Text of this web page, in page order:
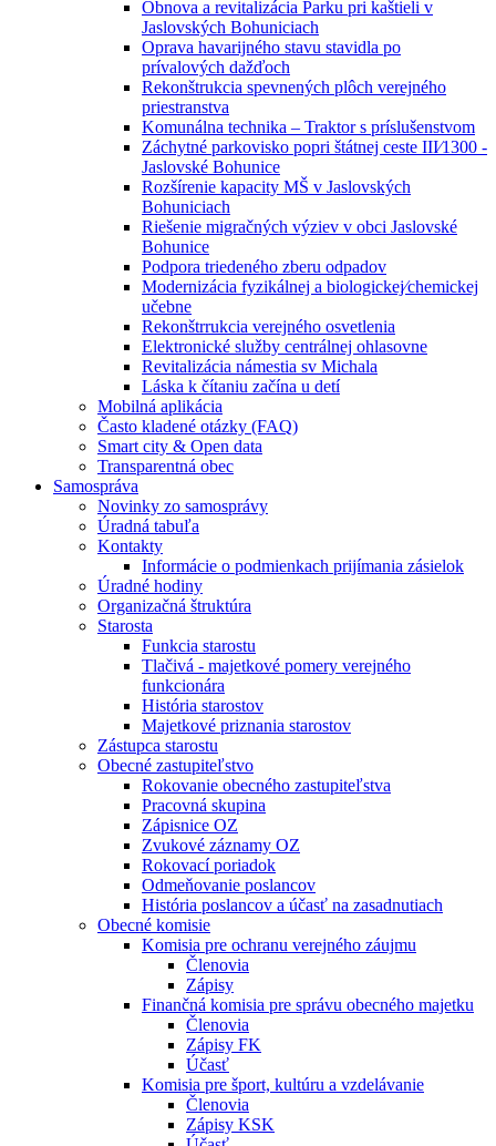
Obnova a revitalizácia Parku pri kaštieli v
Jaslovských Bohuniciach
Oprava havarijného stavu stavidla po
prívalových dažďoch
Rekonštrukcia spevnených plôch verejného
priestranstva
Komunálna technika – Traktor s príslušenstvom
Záchytné parkovisko popri štátnej ceste III⁄1300 -
Jaslovské Bohunice
Rozšírenie kapacity MŠ v Jaslovských
Bohuniciach
Riešenie migračných výziev v obci Jaslovské
Bohunice
Podpora triedeného zberu odpadov
Modernizácia fyzikálnej a biologickej⁄chemickej
učebne
Rekonštrrukcia verejného osvetlenia
Elektronické služby centrálnej ohlasovne
Revitalizácia námestia sv Michala
Láska k čítaniu začína u detí
Mobilná aplikácia
Často kladené otázky (FAQ)
Smart city & Open data
Transparentná obec
Samospráva
Novinky zo samosprávy
Úradná tabuľa
Kontakty
Informácie o podmienkach prijímania zásielok
Úradné hodiny
Organizačná štruktúra
Starosta
Funkcia starostu
Tlačivá - majetkové pomery verejného
funkcionára
História starostov
Majetkové priznania starostov
Zástupca starostu
Obecné zastupiteľstvo
Rokovanie obecného zastupiteľstva
Pracovná skupina
Zápisnice OZ
Zvukové záznamy OZ
Rokovací poriadok
Odmeňovanie poslancov
História poslancov a účasť na zasadnutiach
Obecné komisie
Komisia pre ochranu verejného záujmu
Členovia
Zápisy
Finančná komisia pre správu obecného majetku
Členovia
Zápisy FK
Účasť
Komisia pre šport, kultúru a vzdelávanie
Členovia
Zápisy KSK